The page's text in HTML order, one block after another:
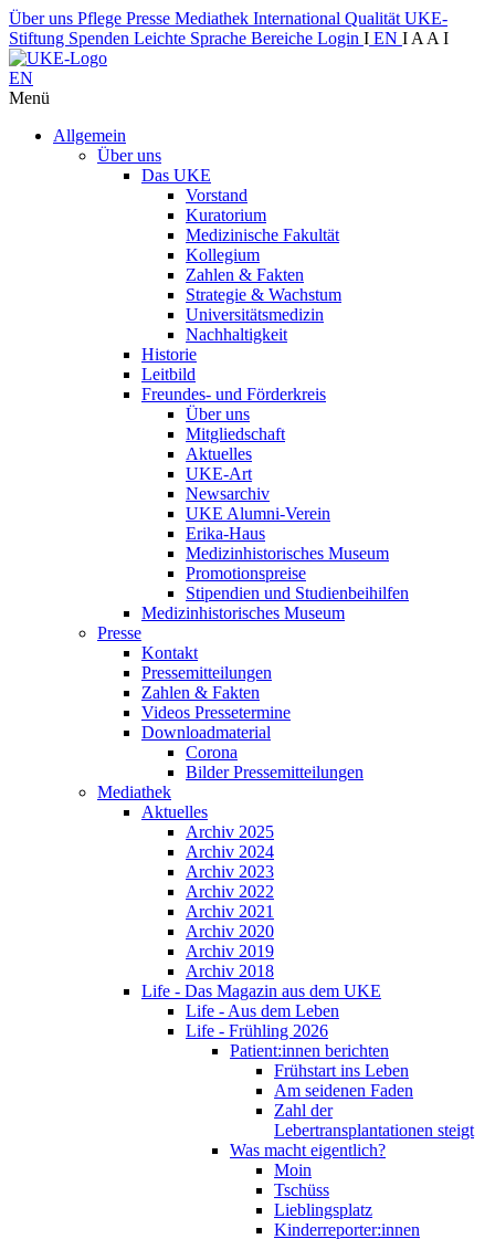
Über uns Pflege Presse Mediathek International Qualität UKE-
Stiftung Spenden Leichte Sprache Bereiche Login I EN I A A I
EN
Menü
Allgemein
Über uns
Das UKE
Vorstand
Kuratorium
Medizinische Fakultät
Kollegium
Zahlen & Fakten
Strategie & Wachstum
Universitätsmedizin
Nachhaltigkeit
Historie
Leitbild
Freundes- und Förderkreis
Über uns
Mitgliedschaft
Aktuelles
UKE-Art
Newsarchiv
UKE Alumni-Verein
Erika-Haus
Medizinhistorisches Museum
Promotionspreise
Stipendien und Studienbeihilfen
Medizinhistorisches Museum
Presse
Kontakt
Pressemitteilungen
Zahlen & Fakten
Videos Pressetermine
Downloadmaterial
Corona
Bilder Pressemitteilungen
Mediathek
Aktuelles
Archiv 2025
Archiv 2024
Archiv 2023
Archiv 2022
Archiv 2021
Archiv 2020
Archiv 2019
Archiv 2018
Life - Das Magazin aus dem UKE
Life - Aus dem Leben
Life - Frühling 2026
Patient:innen berichten
Frühstart ins Leben
Am seidenen Faden
Zahl der
Lebertransplantationen steigt
Was macht eigentlich?
Moin
Tschüss
Lieblingsplatz
Kinderreporter:innen